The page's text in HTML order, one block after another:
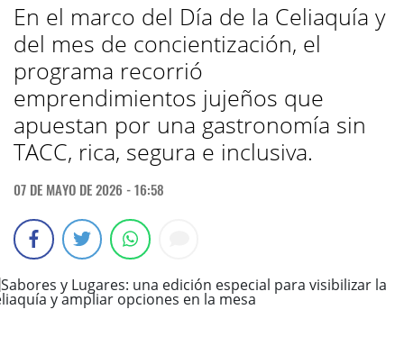
En el marco del Día de la Celiaquía y
del mes de concientización, el
programa recorrió
emprendimientos jujeños que
apuestan por una gastronomía sin
TACC, rica, segura e inclusiva.
07 DE MAYO DE 2026 - 16:58